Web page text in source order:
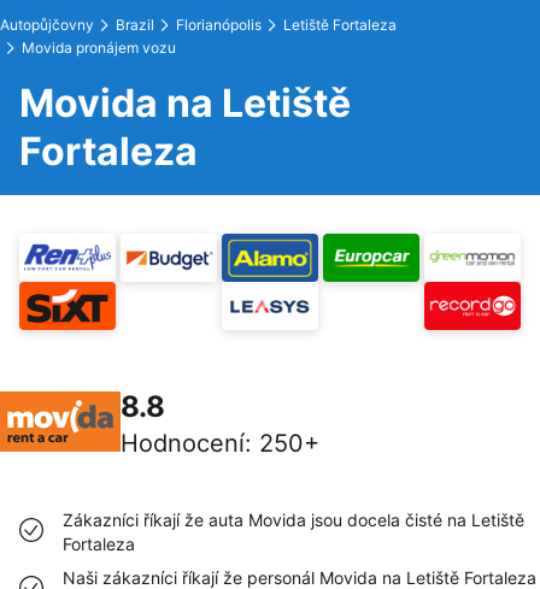
Autopůjčovny Brazil Florianópolis
Letiště Fortaleza
Movida pronájem vozu
Movida na Letiště
Fortaleza
8.8
Hodnocení: 250+
Zákazníci říkají že auta Movida jsou docela čisté na Letiště
Fortaleza
Naši zákazníci říkají že personál Movida na Letiště Fortaleza